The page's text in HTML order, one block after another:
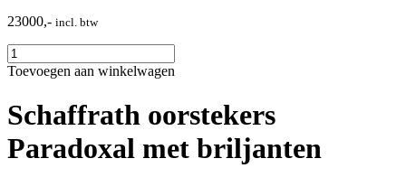
23000,- incl. btw
Toevoegen aan winkelwagen
Schaffrath oorstekers
Paradoxal met briljanten